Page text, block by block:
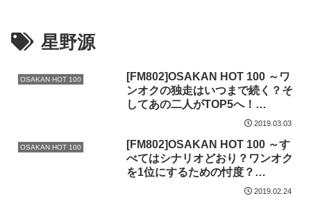
星野源
OSAKAN HOT 100
[FM802]OSAKAN HOT 100 ～ワ
ンオクの独走はいつまで続く？そ
してあの二人がTOP5へ！
2019/03/03付チャート振り返り！
2019.03.03
OSAKAN HOT 100
[FM802]OSAKAN HOT 100 ～す
べてはシナリオどおり？ワンオク
を1位にするための忖度？
2019/02/24付チャート振り返り！
2019.02.24